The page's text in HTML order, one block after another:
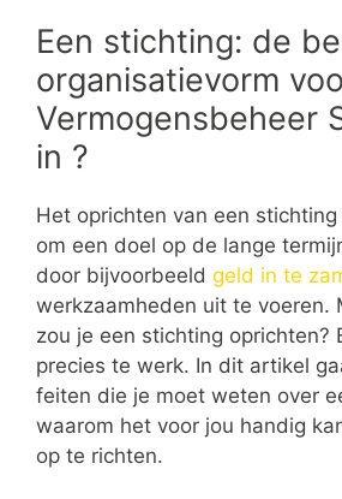
Een stichting: de
organisatievorm
Vermogensbeheer
in ?
Het oprichten van een
om een doel op de lange
door bijvoorbeeld geld in te
werkzaamheden uit te voeren.
zou je een stichting oprichten?
precies te werk. In dit artikel
feiten die je moet weten over
waarom het voor jou handig
op te richten.